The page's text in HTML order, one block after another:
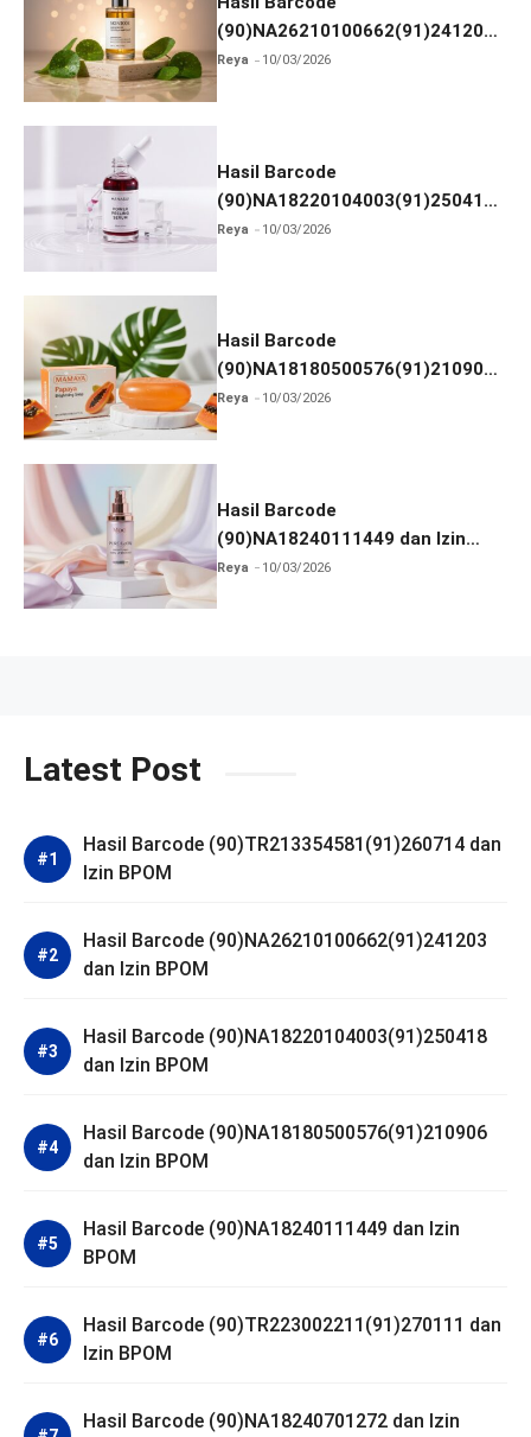
(90)NA26210100662(91)241203
dan Izin BPOM
Reya 10/03/2026
Hasil Barcode
(90)NA18220104003(91)250418
dan Izin BPOM
Reya 10/03/2026
Hasil Barcode
(90)NA18180500576(91)210906
dan Izin BPOM
Reya 10/03/2026
Hasil Barcode
(90)NA18240111449 dan Izin
BPOM
Reya 10/03/2026
Latest Post
Hasil Barcode (90)TR213354581(91)260714 dan
Izin BPOM
Hasil Barcode (90)NA26210100662(91)241203
dan Izin BPOM
Hasil Barcode (90)NA18220104003(91)250418
dan Izin BPOM
Hasil Barcode (90)NA18180500576(91)210906
dan Izin BPOM
Hasil Barcode (90)NA18240111449 dan Izin
BPOM
Hasil Barcode (90)TR223002211(91)270111 dan
Izin BPOM
Hasil Barcode (90)NA18240701272 dan Izin